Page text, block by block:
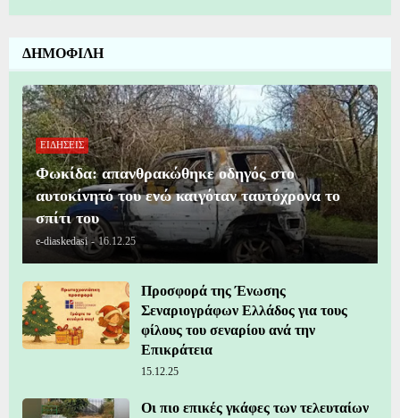
ΔΗΜΟΦΙΛΗ
ΕΙΔΗΣΕΙΣ
Φωκίδα: απανθρακώθηκε οδηγός στο
αυτοκίνητό του ενώ καιγόταν ταυτόχρονα το
σπίτι του
e-diaskedasi - 16.12.25
Προσφορά της Ένωσης
Σεναριογράφων Ελλάδος για τους
φίλους του σεναρίου ανά την
Επικράτεια
15.12.25
Οι πιο επικές γκάφες των τελευταίων